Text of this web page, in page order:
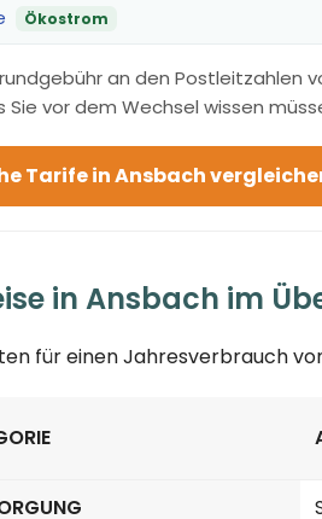
Ökostrom
an den Postleitzahlen
Sie vor dem Wechsel wissen
Tarife in Ansbach
in Ansbach im
für einen Jahresverbrauch
Ansbach nach Tarif-Kategorie